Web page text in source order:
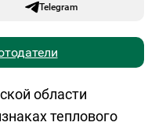
Telegram
области
теплового